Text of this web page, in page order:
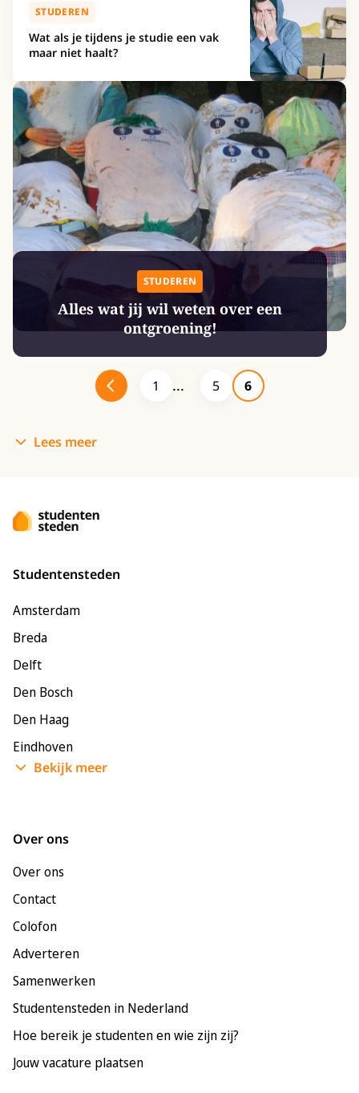
STUDEREN
Wat als je tijdens je studie een vak
maar niet haalt?
STUDEREN
Alles wat jij wil weten over een
ontgroening!
1 5 6
Lees meer
Studentensteden
Amsterdam
Breda
Delft
Den Bosch
Den Haag
Eindhoven
Enschede
Bekijk meer
Over ons
Over ons
Contact
Colofon
Adverteren
Samenwerken
Studentensteden in Nederland
Hoe bereik je studenten en wie zijn zij?
Jouw vacature plaatsen